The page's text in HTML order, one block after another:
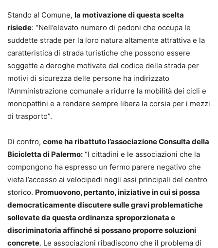
Stando al Comune, la motivazione di questa scelta
risiede: “Nell’elevato numero di pedoni che occupa le
suddette strade per la loro natura altamente attrattiva e la
caratteristica di strada turistiche che possono essere
soggette a deroghe motivate dal codice della strada per
motivi di sicurezza delle persone ha indirizzato
l’Amministrazione comunale a ridurre la mobilità dei cicli e
monopattini e a rendere sempre libera la corsia per i mezzi
di trasporto”.
Di contro, come ha ribattuto l’associazione Consulta della
Bicicletta di Palermo: “I cittadini e le associazioni che la
compongono ha espresso un fermo parere negativo che
vieta l’accesso ai velocipedi negli assi principali del centro
storico. Promuovono, pertanto, iniziative in cui si possa
democraticamente discutere sulle gravi problematiche
sollevate da questa ordinanza sproporzionata e
discriminatoria affinché si possano proporre soluzioni
concrete. Le associazioni ribadiscono che il problema di